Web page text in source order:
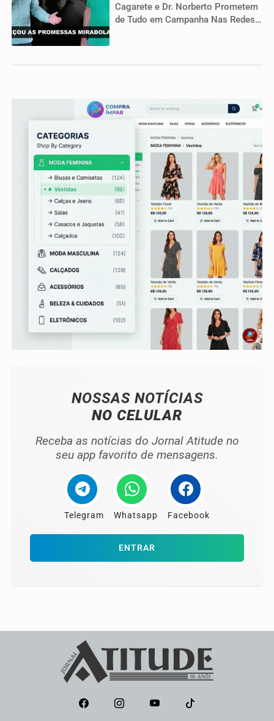
Cagarete e Dr. Norberto Prometem
de Tudo em Campanha Nas Redes
NOSSAS NOTÍCIAS
NO CELULAR
Receba as notícias do Jornal Atitude no
seu app favorito de mensagens.
Telegram Whatsapp Facebook
ENTRAR